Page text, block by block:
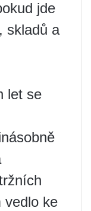
jde
skladů a
let se
vedlo ke